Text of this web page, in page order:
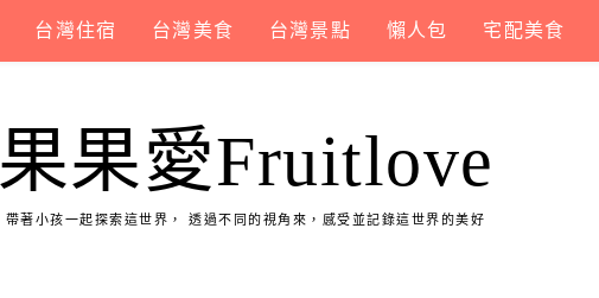
台灣住宿 台灣美食 台灣景點 懶人包 宅配美食
果果愛Fruitlove
帶著小孩一起探索這世界， 透過不同的視角來，感受並記錄這世界的美好